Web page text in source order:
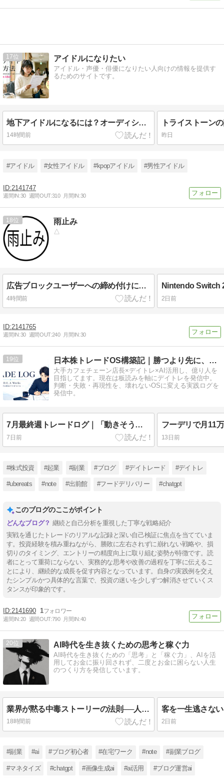
17 アイドルになりたい
アイドル・声優・俳優になりたい人向けの情報を提供す
るためのサイトです。
地下アイドルになるには？オーディション・事務所・追加募集の3つの入り口
14時間前 昨日
#アイドル #女性アイドル #kpopアイドル #男性アイドル
2141747
週間IN:30 週間OUT:310 月間IN:30
18 雨止み
△
広告ブロックユーザーへの締め付けに思うこと
4時間前 2日前
2141765
週間IN:30 週間OUT:240 月間IN:30
19 日本株トレードOS構築記｜勝つより先に、壊れない。
大手カフェチェーン店長×デイトレ×AI活用し、億り人を
目指してます。現在は板読みを軸にデイトレを発信中。
判断・失敗・再現性を、壊れないOSに変える実践ログを
発信中。
7月最終週トレードログ｜「動きそう」ではなく、動き始めてから入る
7日前 13日前
#株式投資 #起業 #副業 #ブログ #デイトレード #デイトレ
#ubereats #note #出前館 #フードデリバリー #chatgpt
このブログのここがポイント
継続と自己分析を重視した丁寧な戦略紹介
実戦を通じたトレードのリアルな記録と深い自己検証に焦点を当てていま
す。投資経験を積み重ねながら、勝敗に左右されずに崩れない戦略や、損
切りのタイミング、エントリーの精度向上に取り組む姿勢が特徴です。読
者にとって重荷にならない、実務的な思考や改善の過程を丁寧に伝えるこ
とにより、継続的な成長を促す内容となっています。自身の実践例を交え
たシンプルかつ具体的な言葉で、投資の迷いを少しずつ解消させていくス
タンスが印象的です。
2141690 1
週間IN:20 週間OUT:790 月間IN:40
20 AI時代を生き抜くための思考と稼ぐ力
AI時代を生き抜くための「思考」と「稼ぐ力」、AIを活
用してお金に振り回されず、二度とお金に困らない人生
のつくり方を発信しています。
業界が黙る中毒ストーリーの法則──人を狂わせ「買わずにいられなくなる」禁じ手
18時間前 2日前
#副業 #ai #ブログ初心者 #在宅ワーク #note #副業ブログ
#マネタイズ #chatgpt #画像生成ai #ai活用 #ブログ運営ai